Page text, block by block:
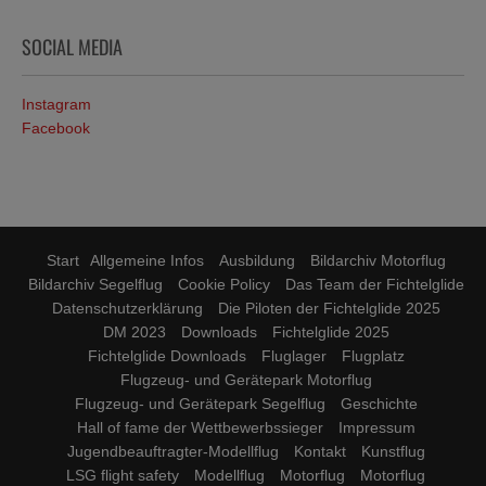
SOCIAL MEDIA
Instagram
Facebook
Start Allgemeine Infos Ausbildung
Bildarchiv Motorflug
Bildarchiv Segelflug
Cookie Policy
Das Team der Fichtelglide
Datenschutzerklärung
Die Piloten der Fichtelglide 2025
DM 2023
Downloads
Fichtelglide 2025
Fichtelglide Downloads
Fluglager
Flugplatz
Flugzeug- und Gerätepark Motorflug
Flugzeug- und Gerätepark Segelflug
Geschichte
Hall of fame der Wettbewerbssieger
Impressum
Jugendbeauftragter-Modellflug
Kontakt
Kunstflug
LSG flight safety
Modellflug Motorflug Motorflug